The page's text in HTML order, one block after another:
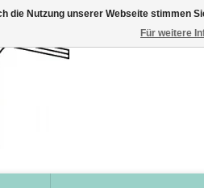
die Nutzung unserer Webseite stimmen
Für weitere